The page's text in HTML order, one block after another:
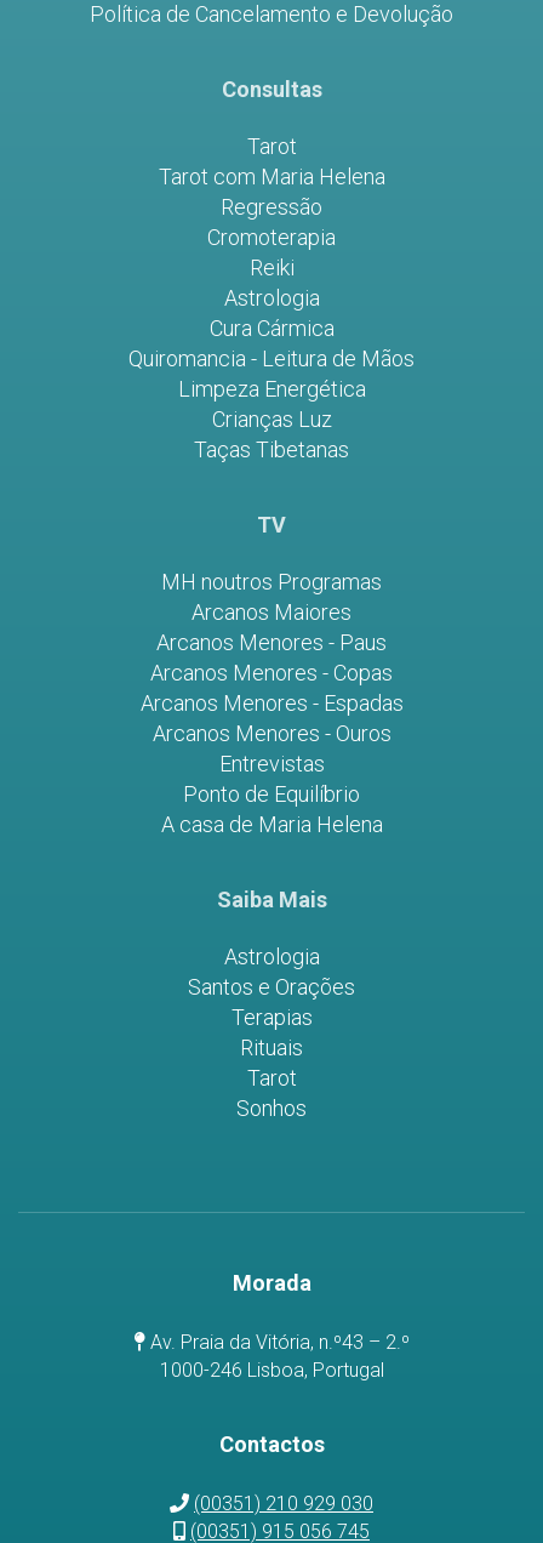
Política de Cancelamento e Devolução
Consultas
Tarot
Tarot com Maria Helena
Regressão
Cromoterapia
Reiki
Astrologia
Cura Cármica
Quiromancia - Leitura de Mãos
Limpeza Energética
Crianças Luz
Taças Tibetanas
TV
MH noutros Programas
Arcanos Maiores
Arcanos Menores - Paus
Arcanos Menores - Copas
Arcanos Menores - Espadas
Arcanos Menores - Ouros
Entrevistas
Ponto de Equilíbrio
A casa de Maria Helena
Saiba Mais
Astrologia
Santos e Orações
Terapias
Rituais
Tarot
Sonhos
Morada
Av. Praia da Vitória, n.º43 – 2.º
1000-246 Lisboa, Portugal
Contactos
(00351) 210 929 030
(00351) 915 056 745